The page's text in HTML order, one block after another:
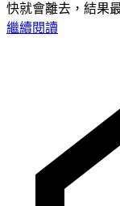
快就會離去，結果
繼續閱讀